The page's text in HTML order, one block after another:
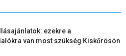
ezekre a
van most szükség Kiskőrösön